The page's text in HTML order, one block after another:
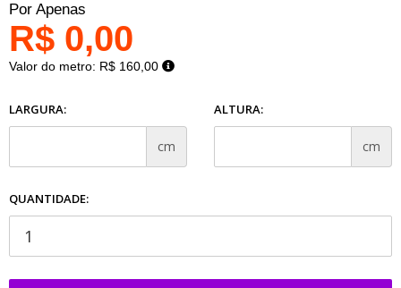
Por Apenas
R$ 0,00
Valor do metro: R$ 160,00
LARGURA:
cm
ALTURA:
cm
QUANTIDADE: